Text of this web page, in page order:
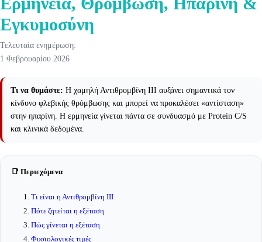
Εγκυμοσύνη
Τελευταία ενημέρωση:
1 Φεβρουαρίου 2026
Τι να θυμάστε: Η χαμηλή Αντιθρομβίνη ΙΙΙ αυξάνει σημαντικά τον
κίνδυνο φλεβικής θρόμβωσης και μπορεί να προκαλέσει «αντίσταση»
στην ηπαρίνη. Η ερμηνεία γίνεται πάντα σε συνδυασμό με Protein C/S
και κλινικά δεδομένα.
📑 Περιεχόμενα
Τι είναι η Αντιθρομβίνη ΙΙΙ
Πότε ζητείται η εξέταση
Πώς γίνεται η εξέταση
Φυσιολογικές τιμές